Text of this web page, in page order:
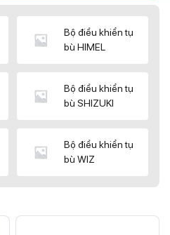
Bộ điều khiển tụ
bù HIMEL
Bộ điều khiển tụ
bù SHIZUKI
Bộ điều khiển tụ
bù WIZ